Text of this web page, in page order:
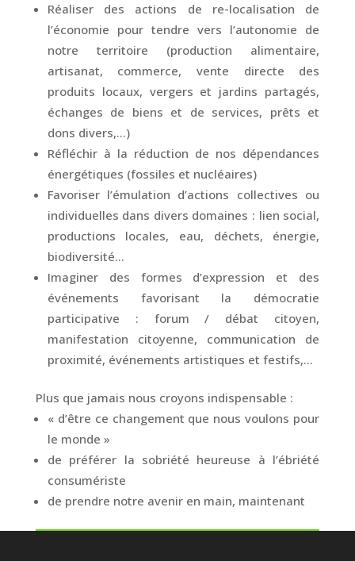
Réaliser des actions de re-localisation de
l’économie pour tendre vers l’autonomie de
notre territoire (production alimentaire,
artisanat, commerce, vente directe des
produits locaux, vergers et jardins partagés,
échanges de biens et de services, prêts et
dons divers,…)
Réfléchir à la réduction de nos dépendances
énergétiques (fossiles et nucléaires)
Favoriser l’émulation d’actions collectives ou
individuelles dans divers domaines : lien social,
productions locales, eau, déchets, énergie,
biodiversité…
Imaginer des formes d’expression et des
événements favorisant la démocratie
participative : forum / débat citoyen,
manifestation citoyenne, communication de
proximité, événements artistiques et festifs,…
Plus que jamais nous croyons indispensable :
« d’être ce changement que nous voulons pour
le monde »
de préférer la sobriété heureuse à l’ébriété
consumériste
de prendre notre avenir en main, maintenant